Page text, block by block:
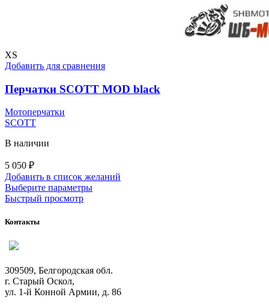
XS
Добавить для сравнения
Перчатки SCOTT MOD black
Мотоперчатки
SCOTT
В наличии
5 050 ₽
Добавить в список желаний
Выберите параметрыЭтот
на
товара.
Быстрый просмотр
Контакты
309509, Белгородская обл.
г. Старый Оскол,
ул. 1-й Конной Армии, д. 86